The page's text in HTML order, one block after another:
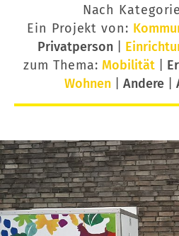
Nach
Ein Projekt von:
Privatperson|
zum Thema: Mobilität
Wohnen| Andere|